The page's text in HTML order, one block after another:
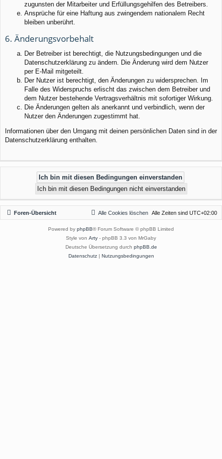
zugunsten der Mitarbeiter und Erfüllungsgehilfen des Betreibers.
Ansprüche für eine Haftung aus zwingendem nationalem Recht
bleiben unberührt.
6. Änderungsvorbehalt
Der Betreiber ist berechtigt, die Nutzungsbedingungen und die
Datenschutzerklärung zu ändern. Die Änderung wird dem Nutzer
per E-Mail mitgeteilt.
Der Nutzer ist berechtigt, den Änderungen zu widersprechen. Im
Falle des Widerspruchs erlischt das zwischen dem Betreiber und
dem Nutzer bestehende Vertragsverhältnis mit sofortiger Wirkung.
Die Änderungen gelten als anerkannt und verbindlich, wenn der
Nutzer den Änderungen zugestimmt hat.
Informationen über den Umgang mit deinen persönlichen Daten sind in der
Datenschutzerklärung enthalten.
Foren-Übersicht Alle Zeiten sind UTC+02:00
Alle Cookies löschen
Powered by phpBB® Forum Software © phpBB Limited
Style von Arty - phpBB 3.3 von MrGaby
Deutsche Übersetzung durch phpBB.de
Datenschutz| Nutzungsbedingungen